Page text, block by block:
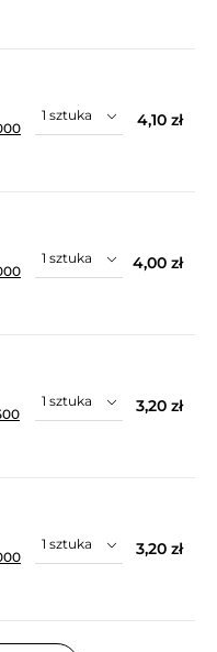
4,10 zł
4,00 zł
3,20 zł
3,20 zł